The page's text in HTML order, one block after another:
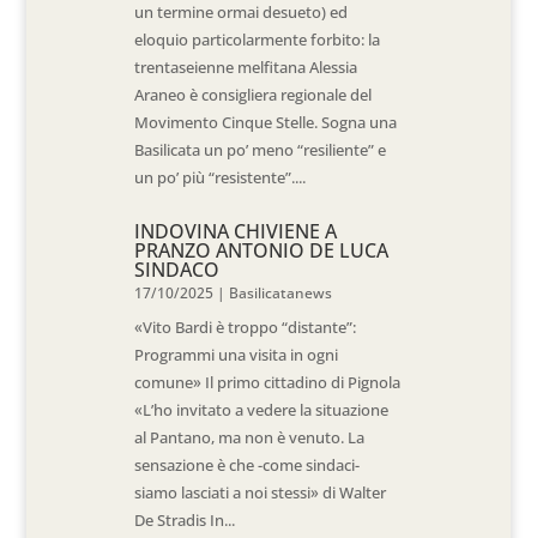
un termine ormai desueto) ed
eloquio particolarmente forbito: la
trentaseienne melfitana Alessia
Araneo è consigliera regionale del
Movimento Cinque Stelle. Sogna una
Basilicata un po’ meno “resiliente” e
un po’ più “resistente”....
INDOVINA CHIVIENE A
PRANZO ANTONIO DE LUCA
SINDACO
17/10/2025 | Basilicatanews
«Vito Bardi è troppo “distante”:
Programmi una visita in ogni
comune» Il primo cittadino di Pignola
«L’ho invitato a vedere la situazione
al Pantano, ma non è venuto. La
sensazione è che -come sindaci-
siamo lasciati a noi stessi» di Walter
De Stradis In...